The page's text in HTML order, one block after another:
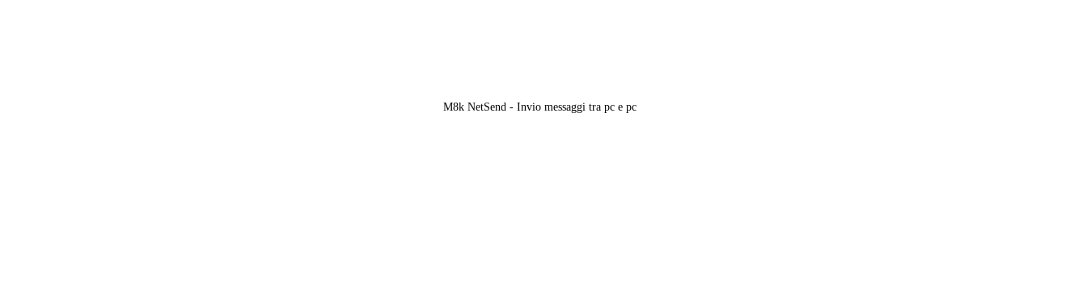
M8k NetSend - Invio messaggi tra pc e pc